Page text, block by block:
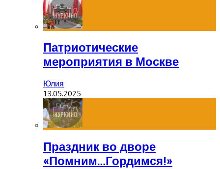
Патриотические
мероприятия в Москве
Юлия
13.05.2025
Праздник во дворе
«Помним…Гордимся!»